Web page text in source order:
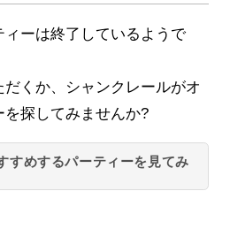
ーは終了しているようで
くか、シャンクレールがオ
探してみませんか?
すめするパーティーを見てみ